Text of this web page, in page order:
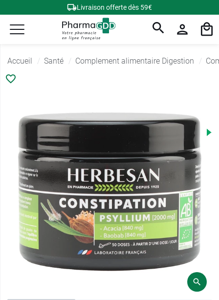
Livraison offerte dès 59€
Accueil Santé Complement alimentaire Digestion